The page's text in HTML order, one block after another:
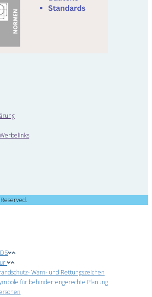
Warn- und Rettungszeichen
für behindertengerechte Planung